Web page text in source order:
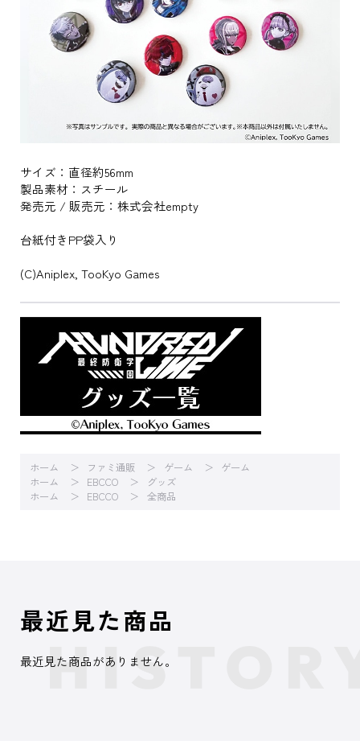
サイズ：直径約56mm
製品素材：スチール
発売元 / 販売元：株式会社empty
台紙付きPP袋入り
(C)Aniplex, TooKyo Games
ホーム ファミ通販 ゲーム
ゲーム
ホーム
EBCCO
グッズ
ホーム
EBCCO 全商品
最近見た商品
最近見た商品がありません。